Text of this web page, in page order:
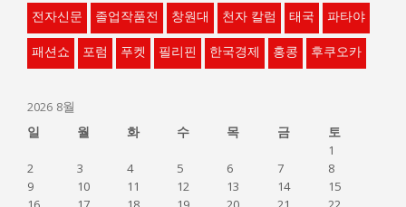
전자신문
졸업작품전 창원대 천자 칼럼 태국
파타야
패션쇼
포럼 푸켓 필리핀 한국경제 홍콩 후쿠오카
2026 8월
일
월 화 수 목 금
토
1
2
3 4 5 6 7
8
9
10 11 12 13 14
15